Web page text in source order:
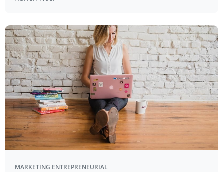
MARKETING ENTREPRENEURIAL